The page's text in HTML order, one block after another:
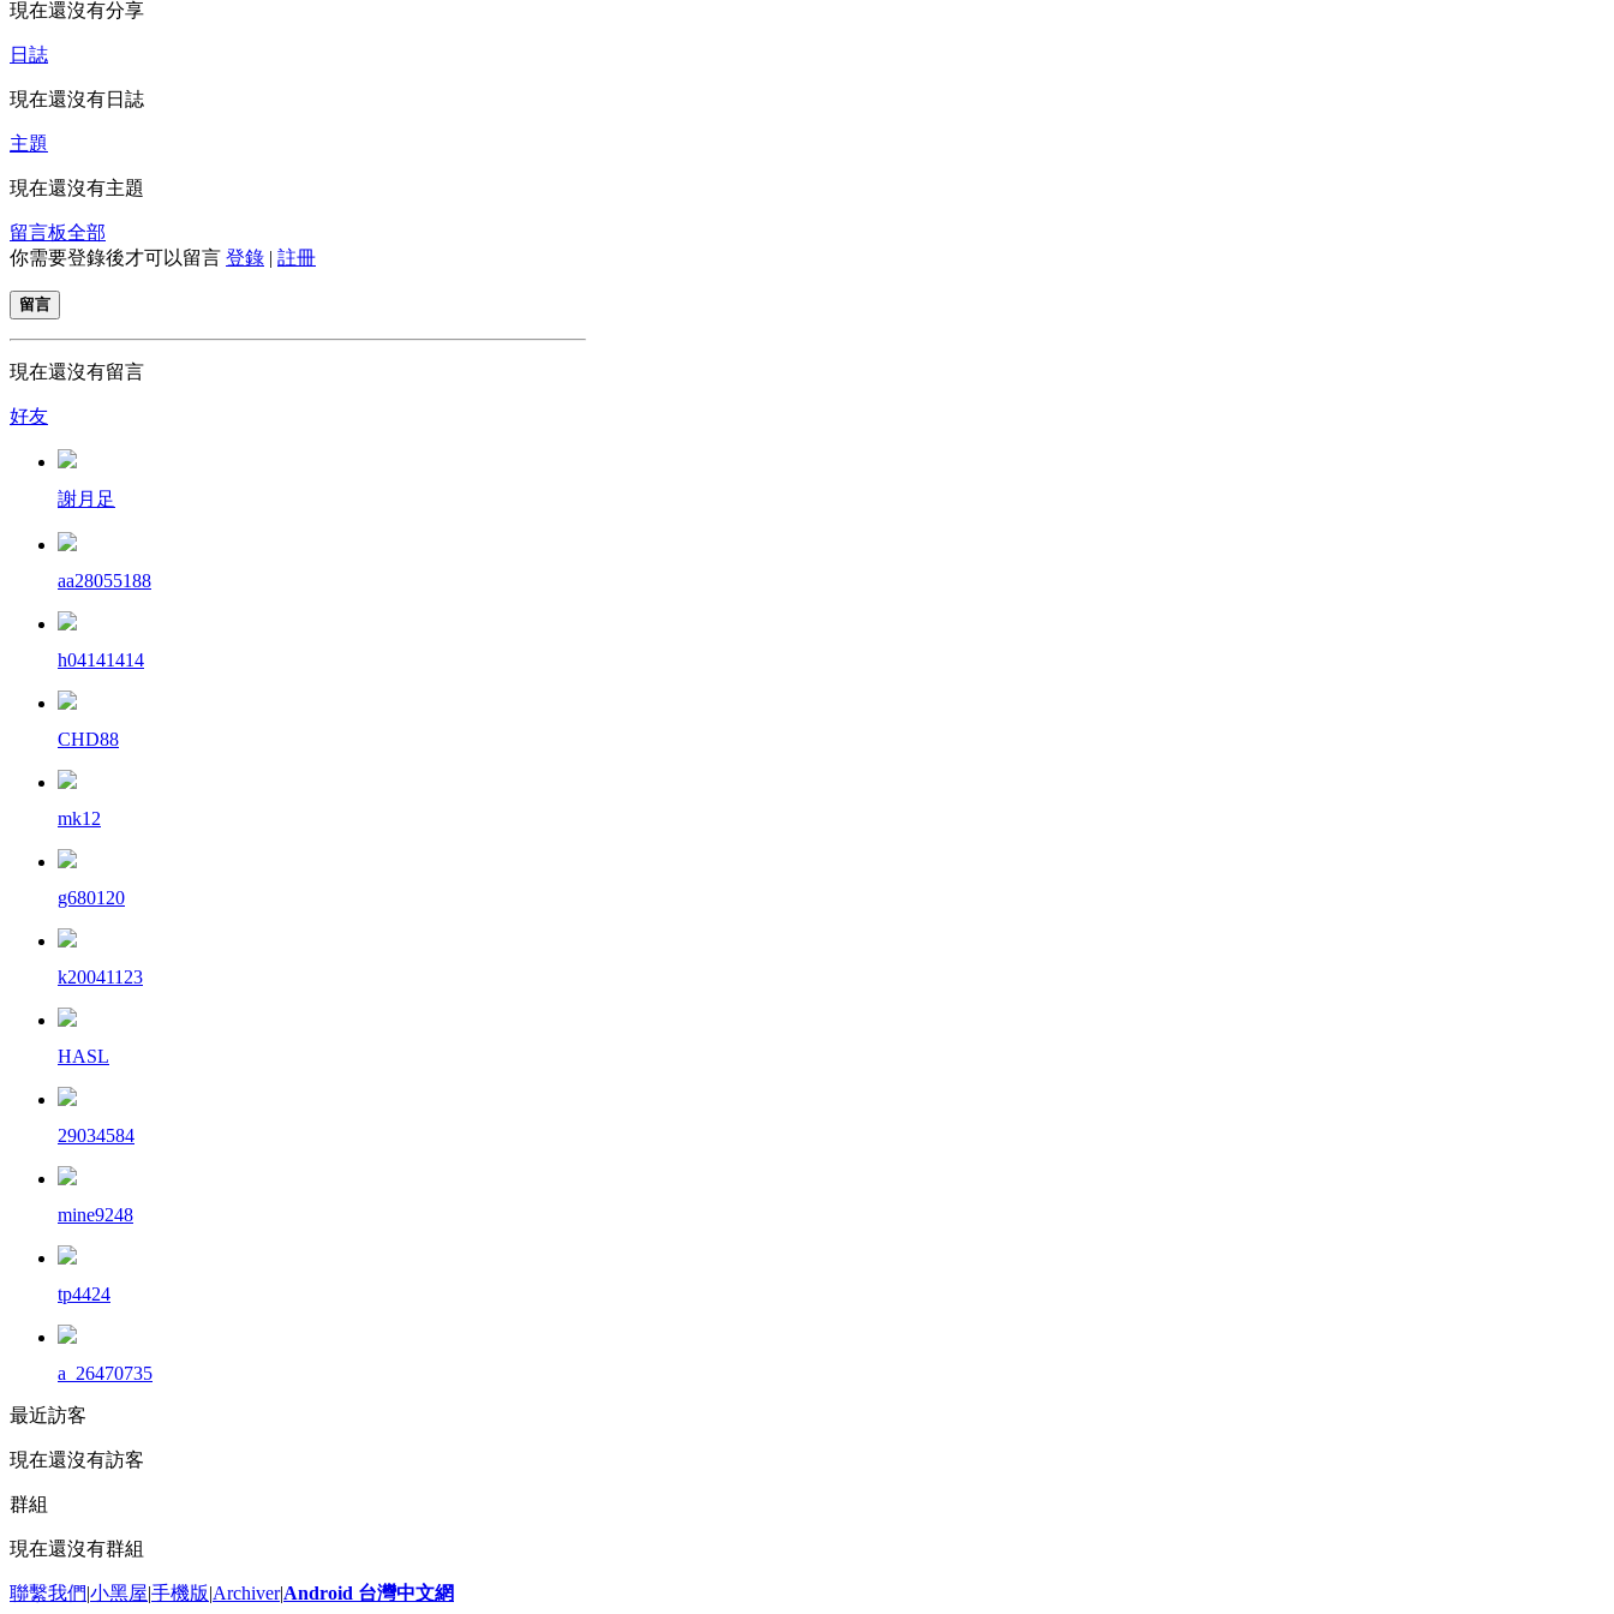
現在還沒有分享
日誌
現在還沒有日誌
主題
現在還沒有主題
留言板全部
你需要登錄後才可以留言 登錄 | 註冊
留言
現在還沒有留言
好友
謝月足
aa28055188
h04141414
CHD88
mk12
g680120
k20041123
HASL
29034584
mine9248
tp4424
a_26470735
最近訪客
現在還沒有訪客
群組
現在還沒有群組
聯繫我們|小黑屋|手機版|Archiver|Android 台灣中文網